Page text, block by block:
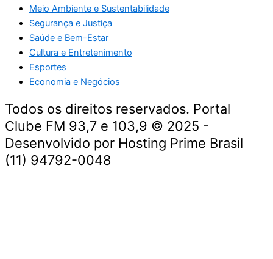
Meio Ambiente e Sustentabilidade
Segurança e Justiça
Saúde e Bem-Estar
Cultura e Entretenimento
Esportes
Economia e Negócios
Todos os direitos reservados. Portal
Clube FM 93,7 e 103,9 © 2025 -
Desenvolvido por Hosting Prime Brasil
(11) 94792-0048